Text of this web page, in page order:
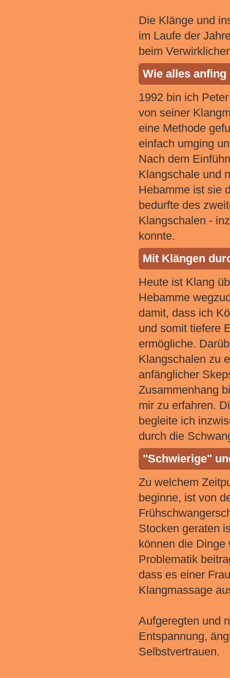
Die Klänge und
im Laufe der
beim
Wie alles anfing
1992 bin ich
von seiner
eine Methode
einfach umging
Nach dem
Klangschale und
Hebamme ist sie
bedurfte des
Klangschalen -
konnte.
Mit Klängen
Heute ist Klang
Hebamme
damit, dass ich
und somit tiefere
ermögliche.
Klangschalen zu
anfänglicher
Zusammenhang
mir zu erfahren.
begleite ich
durch die
"Schwierige"
Zu welchem
beginne, ist von
Stocken geraten
können die Dinge
Problematik
dass es einer
Klangmassage
Aufgeregten und
Entspannung,
Selbstvertrauen.